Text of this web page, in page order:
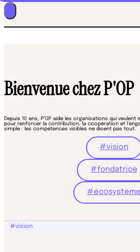
Bienvenue chez P'OP
Depuis 10 ans, P’OP aide les organisations qui
pour renforcer la contribution, la coopération et
simple : les compétences visibles ne disent pas tout.
#vision
#fondatrice
#écosystème
#vision